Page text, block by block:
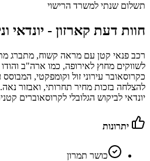
תשלום שנתי למשרד הרישוי
חוות דעת קארזון - יונדאי
רכב פנאי קטן עם מראה קשוח, מתברג
כקרוסאובר עירוני זול וקומפקטי,
להצלחה בזכות מחיר תחרותי, ואבזור
יונדאי לביקוש הגלובלי לקרוסאוברים
יתרונות
כושר תמרון